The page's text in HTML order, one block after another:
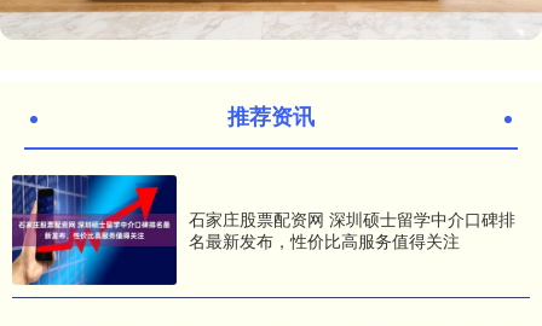
推荐资讯
石家庄股票配资网 深圳硕士留学中介口碑排
名最新发布，性价比高服务值得关注